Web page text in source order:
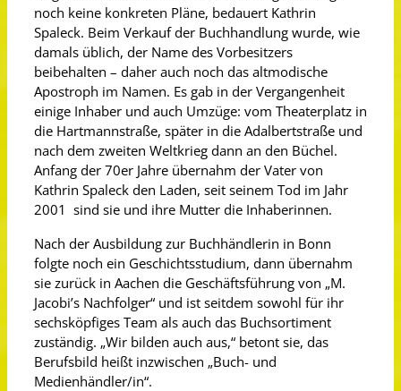
noch keine konkreten Pläne, bedauert Kathrin
Spaleck. Beim Verkauf der Buchhandlung wurde, wie
damals üblich, der Name des Vorbesitzers
beibehalten – daher auch noch das altmodische
Apostroph im Namen. Es gab in der Vergangenheit
einige Inhaber und auch Umzüge: vom Theaterplatz in
die Hartmannstraße, später in die Adalbertstraße und
nach dem zweiten Weltkrieg dann an den Büchel.
Anfang der 70er Jahre übernahm der Vater von
Kathrin Spaleck den Laden, seit seinem Tod im Jahr
2001 sind sie und ihre Mutter die Inhaberinnen.
Nach der Ausbildung zur Buchhändlerin in Bonn
folgte noch ein Geschichtsstudium, dann übernahm
sie zurück in Aachen die Geschäftsführung von „M.
Jacobi’s Nachfolger“ und ist seitdem sowohl für ihr
sechsköpfiges Team als auch das Buchsortiment
zuständig. „Wir bilden auch aus,“ betont sie, das
Berufsbild heißt inzwischen „Buch- und
Medienhändler/in“.